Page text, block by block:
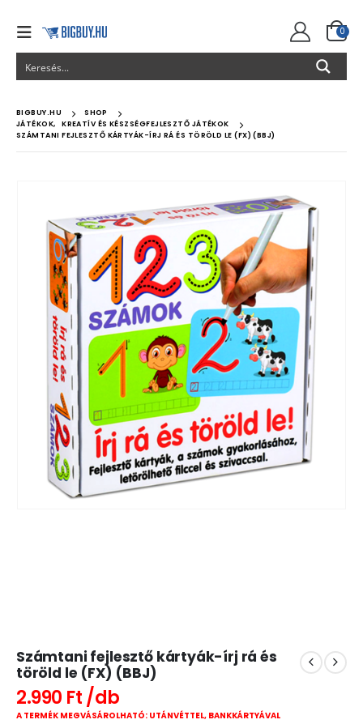
0
BIGBUY.HU
SHOP
JÁTÉKOK,
KREATÍV ÉS KÉSZSÉGFEJLESZTŐ JÁTÉKOK
SZÁMTANI FEJLESZTŐ KÁRTYÁK-ÍRJ RÁ ÉS TÖRÖLD LE (FX) (BBJ)
Számtani fejlesztő kártyák-írj rá és
töröld le (FX) (BBJ)
2.990 Ft
A TERMÉK MEGVÁSÁROLHATÓ: UTÁNVÉTTEL, BANKKÁRTYÁVAL